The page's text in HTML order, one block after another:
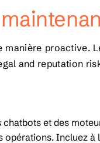
proactive.
and reputation
et des
Incluez à